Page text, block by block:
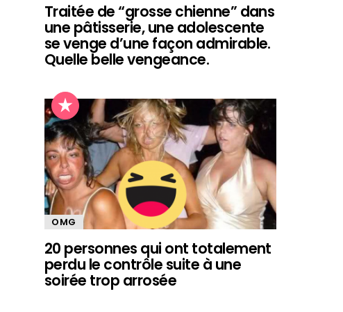
Traitée de “grosse chienne” dans
une pâtisserie, une adolescente
se venge d’une façon admirable.
Quelle belle vengeance.
OMG
20 personnes qui ont totalement
perdu le contrôle suite à une
soirée trop arrosée